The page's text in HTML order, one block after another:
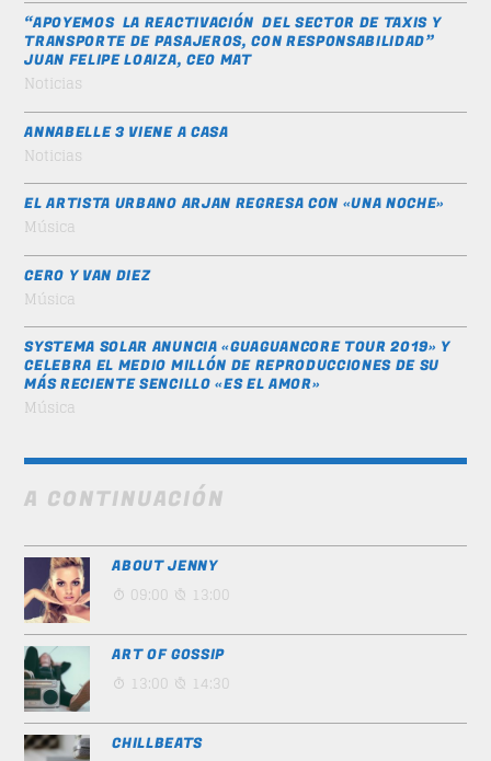
3 HAPPY GIRL
John Palmer
4 N.O.R.M.A.
5 Wally Tez
SEE ALL
“APOYEMOS LA REACTIVACIÓN DEL SECTOR DE TAXIS Y
TRANSPORTE DE PASAJEROS, CON RESPONSABILIDAD”
JUAN FELIPE LOAIZA, CEO MAT
Noticias
ANNABELLE 3 VIENE A CASA
Noticias
EL ARTISTA URBANO ARJAN REGRESA CON «UNA NOCHE»
Música
CERO Y VAN DIEZ
Música
SYSTEMA SOLAR ANUNCIA «GUAGUANCORE TOUR 2019» Y
CELEBRA EL MEDIO MILLÓN DE REPRODUCCIONES DE SU
MÁS RECIENTE SENCILLO «ES EL AMOR»
Música
A CONTINUACIÓN
ABOUT JENNY
09:00 13:00
ART OF GOSSIP
13:00 14:30
CHILLBEATS